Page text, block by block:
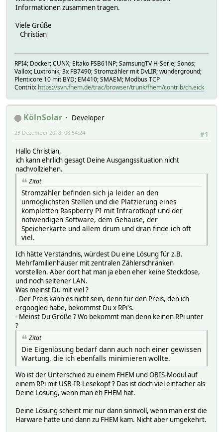
Informationen zusammen tragen.
Viele Grüße
Christian
RPI4; Docker; CUNX; Eltako FSB61NP; SamsungTV H-Serie; Sonos;
Vallox; Luxtronik; 3x FB7490; Stromzähler mit DvLIR; wunderground;
Plenticore 10 mit BYD; EM410; SMAEM; Modbus TCP
Contrib: https://svn.fhem.de/trac/browser/trunk/fhem/contrib/ch.eick
KölnSolar
Developer
#1
23 Dezember 2018, 08:54:24
Hallo Christian,
ich kann ehrlich gesagt Deine Ausgangssituation nicht
nachvollziehen.
Zitat
Stromzähler befinden sich ja leider an den
unmöglichsten Stellen und die Platzierung eines
kompletten Raspberry PI mit Infrarotkopf und der
notwendigen Software, dem Gehäuse, der
Speicherkarte und allem drum und dran finde ich oft
viel.
Ich hätte Verständnis, würdest Du eine Lösung für z.B.
Mehrfamilienhäuser mit zentralen Zählerschränken
vorstellen. Aber dort hat man ja eben eher keine Steckdose,
und noch seltener LAN.
Was meinst Du mit viel ?
- Der Preis kann es nicht sein, denn für den Preis, den ich
ergoogled habe, bekommst Du x RPi's.
- Meinst Du Größe ? Wo bekommt man denn keinen RPi unter
?
Zitat
Die Eigenlösung bedarf dann auch noch einer gewissen
Wartung, die ich ebenfalls minimieren wollte.
Wo ist der Unterschied zu einem FHEM und OBIS-Modul auf
einem RPi mit USB-IR-Lesekopf ? Das ist doch viel einfacher als
Deine Lösung, wenn man eh FHEM hat.
Deine Lösung scheint mir nur dann sinnvoll, wenn man erst die
Harware hatte und dann zu FHEM kam. Nicht aber umgekehrt.